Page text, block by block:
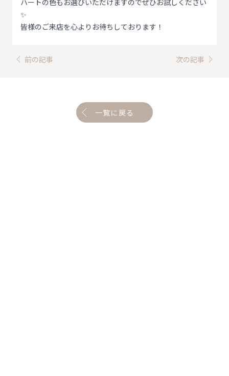
ハートの色もお選びいただけますのでぜひお試しください
✨
皆様のご来店を心よりお待ちしております！
前の記事 次の記事
一覧に戻る